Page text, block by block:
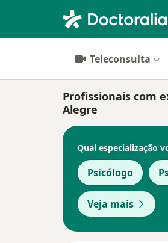
Teleconsulta
Profissionais com
Alegre
Qual especialização
Psicólogo
Veja mais